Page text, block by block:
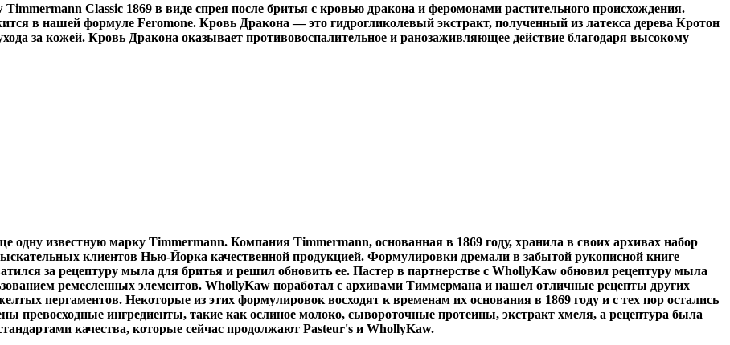
Classic 1869 в виде спрея после бритья с кровью дракона и феромонами растительного происхождения.
в нашей формуле Feromone. Кровь Дракона — это гидрогликолевый экстракт, полученный из латекса дерева Кротон
за кожей. Кровь Дракона оказывает противовоспалительное и ранозаживляющее действие благодаря высокому
одну известную марку Timmermann. Компания Timmermann, основанная в 1869 году, хранила в своих архивах набор
клиентов Нью-Йорка качественной продукцией. Формулировки дремали в забытой рукописной книге
за рецептуру мыла для бритья и решил обновить ее. Пастер в партнерстве с WhollyKaw обновил рецептуру мыла
ремесленных элементов. WhollyKaw поработал с архивами Тиммермана и нашел отличные рецепты других
пергаментов. Некоторые из этих формулировок восходят к временам их основания в 1869 году и с тех пор остались
превосходные ингредиенты, такие как ослиное молоко, сывороточные протеины, экстракт хмеля, а рецептура была
качества, которые сейчас продолжают Pasteur's и WhollyKaw.